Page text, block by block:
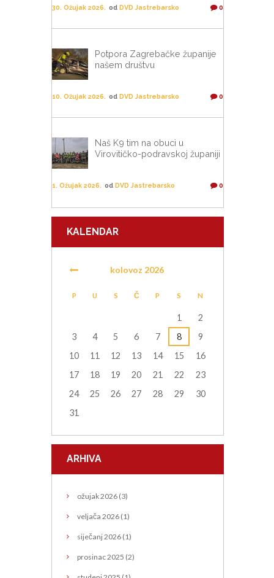
30. Ožujak 2026. od DVD Jastrebarsko 0
Potpora Zagrebačke županije
našem društvu
10. Ožujak 2026. od DVD Jastrebarsko 0
Naš K9 tim na obuci u
Virovitičko-podravskoj županiji
1. Ožujak 2026. od DVD Jastrebarsko 0
KALENDAR
kolovoz 2026
P U S Č P S N
1
2
3
4 5 6 7 8
9
10
11 12 13 14 15
16
17
18 19 20 21 22
23
24
25 26 27 28 29
30
31
ARHIVA
ožujak2026(3)
veljača 2026(1)
siječanj2026(1)
prosinac2025 (2)